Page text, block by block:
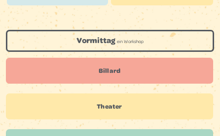
Vormittag ein Workshop
Billard
Theater